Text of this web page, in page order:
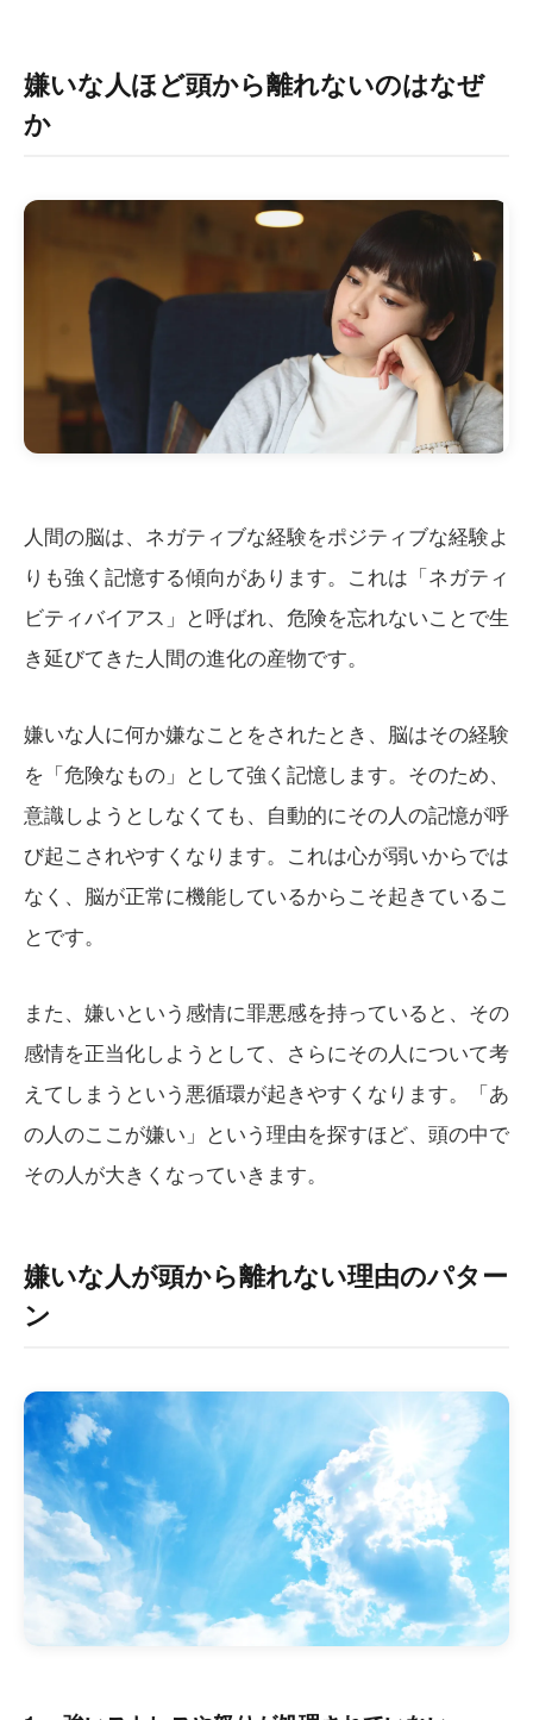
嫌いな人ほど頭から離れないのはなぜ
か
人間の脳は、ネガティブな経験をポジティブな経験よ
りも強く記憶する傾向があります。これは「ネガティ
ビティバイアス」と呼ばれ、危険を忘れないことで生
き延びてきた人間の進化の産物です。
嫌いな人に何か嫌なことをされたとき、脳はその経験
を「危険なもの」として強く記憶します。そのため、
意識しようとしなくても、自動的にその人の記憶が呼
び起こされやすくなります。これは心が弱いからでは
なく、脳が正常に機能しているからこそ起きているこ
とです。
また、嫌いという感情に罪悪感を持っていると、その
感情を正当化しようとして、さらにその人について考
えてしまうという悪循環が起きやすくなります。「あ
の人のここが嫌い」という理由を探すほど、頭の中で
その人が大きくなっていきます。
嫌いな人が頭から離れない理由のパター
ン